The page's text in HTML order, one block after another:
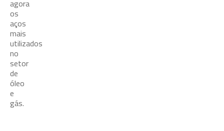
agora
os
aços
mais
utilizados
no
setor
de
óleo
e
gás.